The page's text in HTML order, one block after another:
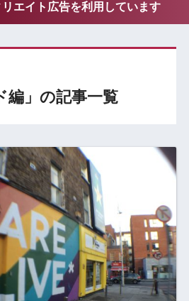
エイト広告を利用しています
編」の記事一覧